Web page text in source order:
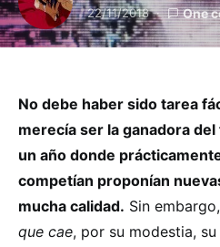
22/11/2018 One
No debe haber sido tarea
merecía ser la ganadora
un año donde
competían proponían
mucha calidad. Sin embargo,
que cae, por su modestia,